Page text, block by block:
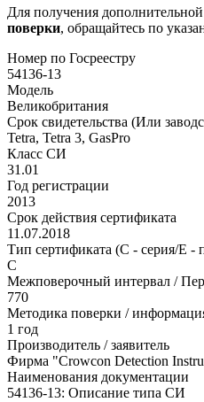
Для получения
поверки, обращайтесь по
Номер по Госреестру
54136-13
Модель
Великобритания
Срок свидетельства (Или
Tetra, Tetra 3, GasPro
Класс СИ
31.01
Год регистрации
2013
Срок действия сертификата
11.07.2018
Тип сертификата (C - серия/E -
C
Межповерочный интервал /
770
Методика поверки /
1 год
Производитель / заявитель
Фирма "Crowcon Detection
Наименования документации
54136-13: Описание типа СИ